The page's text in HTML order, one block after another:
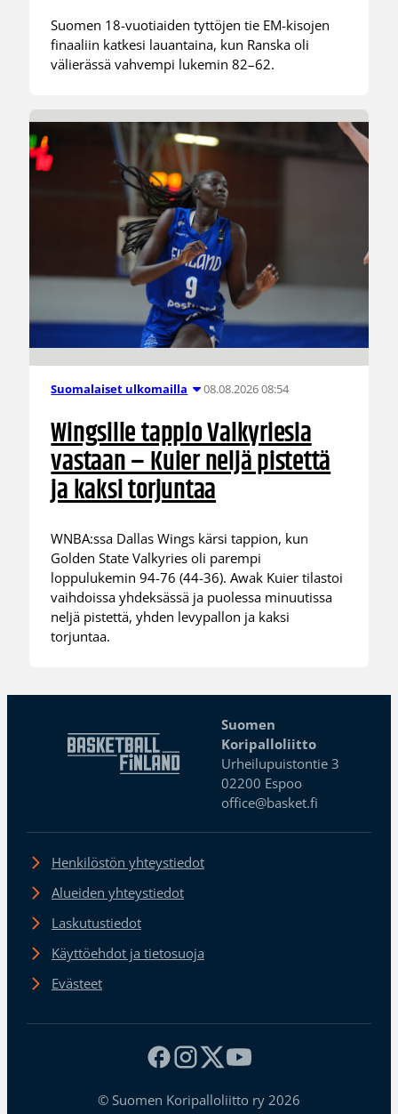
Suomen 18-vuotiaiden tyttöjen tie EM-kisojen
finaaliin katkesi lauantaina, kun Ranska oli
välierässä vahvempi lukemin 82–62.
Suomalaiset ulkomailla 08.08.2026 08:54
Wingsille tappio Valkyriesia
vastaan – Kuier neljä pistettä
ja kaksi torjuntaa
WNBA:ssa Dallas Wings kärsi tappion, kun
Golden State Valkyries oli parempi
loppulukemin 94-76 (44-36). Awak Kuier tilastoi
vaihdoissa yhdeksässä ja puolessa minuutissa
neljä pistettä, yhden levypallon ja kaksi
torjuntaa.
Suomen
Koripalloliitto
Urheilupuistontie 3
02200 Espoo
office@basket.fi
Henkilöstön yhteystiedot
Alueiden yhteystiedot
Laskutustiedot
Käyttöehdot ja tietosuoja
Evästeet
© Suomen Koripalloliitto ry 2026